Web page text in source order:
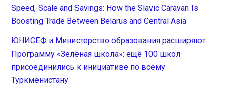
Speed, Scale and Savings: How the Slavic Caravan Is
Boosting Trade Between Belarus and Central Asia
ЮНИСЕФ и Министерство образования расширяют
Программу «Зелёная школа»: ещё 100 школ
присоединились к инициативе по всему
Туркменистану